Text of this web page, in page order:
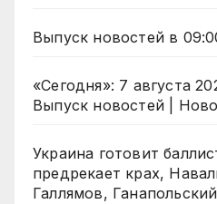
Выпуск новостей в
«Сегодня»: 7 августа
Выпуск новостей |
Украина готовит
предрекает крах,
Галлямов, Ганапольский